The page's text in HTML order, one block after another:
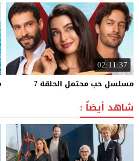
02:11:37
مسلسل حب محتمل الحلقة 7
شاهد أيضاً :